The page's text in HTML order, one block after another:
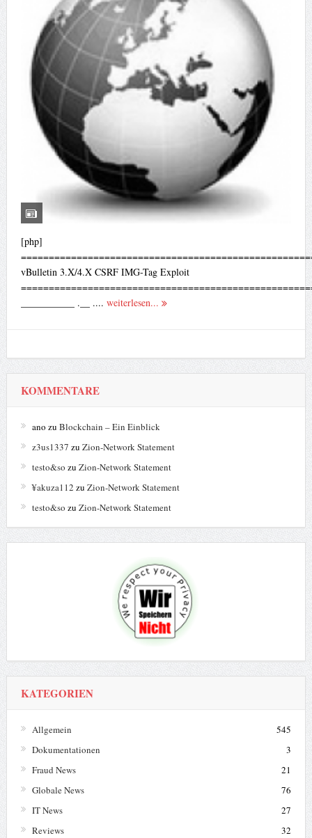
[php]
vBulletin 3.X/4.X CSRF IMG-Tag Exploit
___________ .__ .... weiterlesen...
KOMMENTARE
ano zu Blockchain – Ein Einblick
z3us1337 zu Zion-Network Statement
testo&so zu Zion-Network Statement
¥akuza112 zu Zion-Network Statement
testo&so zu Zion-Network Statement
KATEGORIEN
Allgemein
545
Dokumentationen
3
Fraud News
21
Globale News
76
IT News
27
Reviews
32